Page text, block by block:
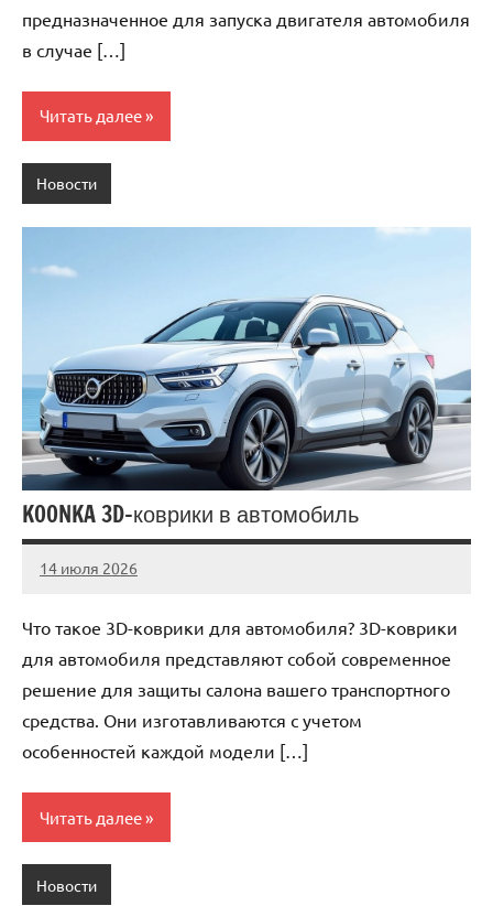
предназначенное для запуска двигателя автомобиля
в случае […]
Читать далее
Новости
KOONKA 3D-коврики в автомобиль
14 июля 2026
Avtor
Нет
Что такое 3D-коврики для автомобиля? 3D-коврики
для автомобиля представляют собой современное
решение для защиты салона вашего транспортного
средства. Они изготавливаются с учетом
особенностей каждой модели […]
Читать далее
Новости